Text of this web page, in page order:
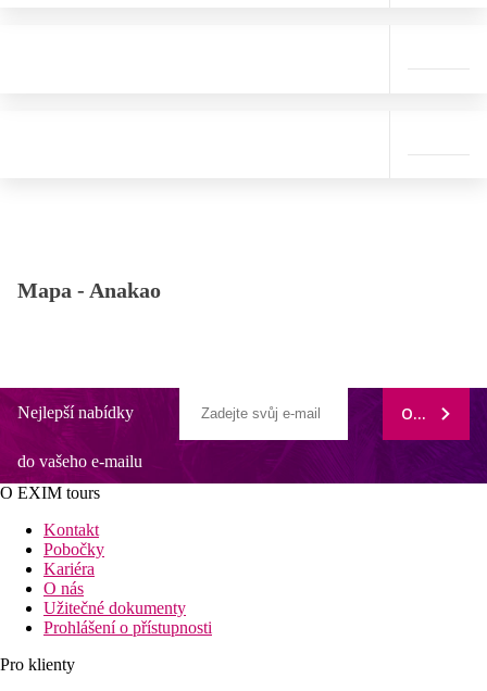
Mapa - Anakao
Nejlepší nabídky
do vašeho e-mailu
ODEBÍRAT
O EXIM tours
Kontakt
Pobočky
Kariéra
O nás
Užitečné dokumenty
Prohlášení o přístupnosti
Pro klienty